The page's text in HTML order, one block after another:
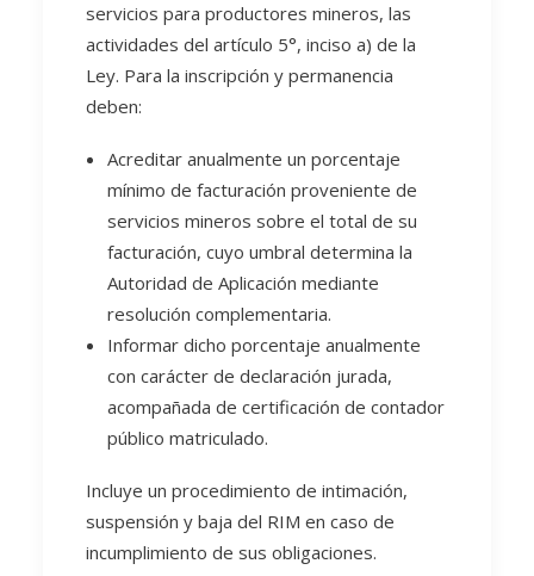
servicios para productores mineros, las
actividades del artículo 5°, inciso a) de la
Ley. Para la inscripción y permanencia
deben:
Acreditar anualmente un porcentaje
mínimo de facturación proveniente de
servicios mineros sobre el total de su
facturación, cuyo umbral determina la
Autoridad de Aplicación mediante
resolución complementaria.
Informar dicho porcentaje anualmente
con carácter de declaración jurada,
acompañada de certificación de contador
público matriculado.
Incluye un procedimiento de intimación,
suspensión y baja del RIM en caso de
incumplimiento de sus obligaciones.